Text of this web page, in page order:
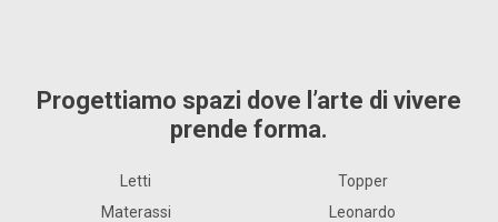
Progettiamo spazi dove l’arte di vivere
prende forma.
Letti
Materassi
Topper
Leonardo